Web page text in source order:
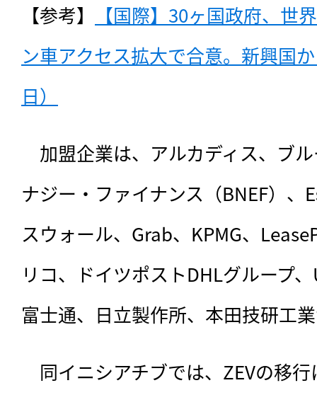
【参考】
【国際】30ヶ国政府、世
ン車アクセス拡大で合意。新興国
日）
加盟企業は、アルカディス、ブ
ナジー・ファイナンス（BNEF）、
スウォール、Grab、KPMG、
リコ、ドイツポストDHLグループ
富士通、日立製作所、本田技研工
同イニシアチブでは、ZEVの移